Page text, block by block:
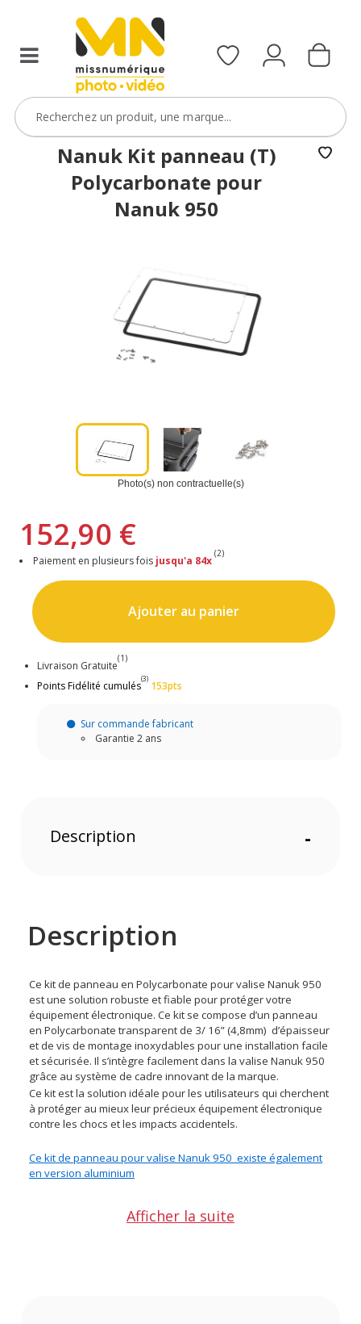
Nanuk Kit panneau (T)
Polycarbonate pour
Nanuk 950
Photo(s) non contractuelle(s)
152,90 €
Paiement en plusieurs fois jusqu'a 84x
(2)
Ajouter au panier
Livraison Gratuite
(1)
Points Fidélité cumulés
(3)
153pts
Sur commande fabricant
Garantie 2 ans
Description -
Description
Ce kit de panneau en Polycarbonate pour valise Nanuk 950
est une solution robuste et fiable pour protéger votre
équipement électronique. Ce kit se compose d’un panneau
en Polycarbonate transparent de 3/ 16” (4,8mm) d’épaisseur
et de vis de montage inoxydables pour une installation facile
et sécurisée. Il s’intègre facilement dans la valise Nanuk 950
grâce au système de cadre innovant de la marque.
Ce kit est la solution idéale pour les utilisateurs qui cherchent
à protéger au mieux leur précieux équipement électronique
contre les chocs et les impacts accidentels.
Ce kit de panneau pour valise Nanuk 950 existe également
en version aluminium
Points forts du kit panneau en Polycarbonate pour
Afficher la suite